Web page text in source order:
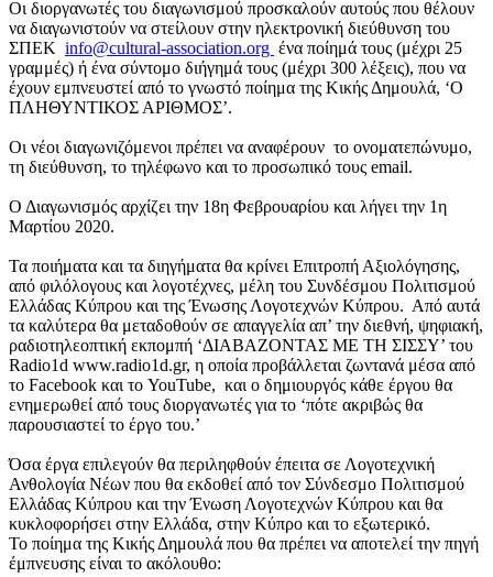
Οι διοργανωτές του διαγωνισμού προσκαλούν αυτούς που θέλουν
να διαγωνιστούν να στείλουν στην ηλεκτρονική διεύθυνση του
ΣΠΕΚ info@cultural-association.org ένα ποίημά τους (μέχρι 25
γραμμές) ή ένα σύντομο διήγημά τους (μέχρι 300 λέξεις), που να
έχουν εμπνευστεί από το γνωστό ποίημα της Κικής Δημουλά, ‘Ο
ΠΛΗΘΥΝΤΙΚΟΣ ΑΡΙΘΜΟΣ’.
Οι νέοι διαγωνιζόμενοι πρέπει να αναφέρουν το ονοματεπώνυμο,
τη διεύθυνση, το τηλέφωνο και το προσωπικό τους email.
Ο Διαγωνισμός αρχίζει την 18η Φεβρουαρίου και λήγει την 1η
Μαρτίου 2020.
Τα ποιήματα και τα διηγήματα θα κρίνει Επιτροπή Αξιολόγησης,
από φιλόλογους και λογοτέχνες, μέλη του Συνδέσμου Πολιτισμού
Ελλάδας Κύπρου και της Ένωσης Λογοτεχνών Κύπρου. Από αυτά
τα καλύτερα θα μεταδοθούν σε απαγγελία απ’ την διεθνή, ψηφιακή,
ραδιοτηλεοπτική εκπομπή ‘ΔΙΑΒΑΖΟΝΤΑΣ ΜΕ ΤΗ ΣΙΣΣΥ’ του
Radio1d www.radio1d.gr, η οποία προβάλλεται ζωντανά μέσα από
το Facebook και το YouTube, και ο δημιουργός κάθε έργου θα
ενημερωθεί από τους διοργανωτές για το ‘πότε ακριβώς θα
παρουσιαστεί το έργο του.’
Όσα έργα επιλεγούν θα περιληφθούν έπειτα σε Λογοτεχνική
Ανθολογία Νέων που θα εκδοθεί από τον Σύνδεσμο Πολιτισμού
Ελλάδας Κύπρου και την Ένωση Λογοτεχνών Κύπρου και θα
κυκλοφορήσει στην Ελλάδα, στην Κύπρο και το εξωτερικό.
Το ποίημα της Κικής Δημουλά που θα πρέπει να αποτελεί την πηγή
έμπνευσης είναι το ακόλουθο: